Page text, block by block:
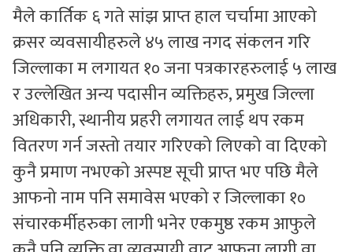
मैले कार्तिक ६ गते सांझ प्राप्त हाल चर्चामा आएको
क्रसर व्यवसायीहरुले ४५ लाख नगद संकलन गरि
जिल्लाका म लगायत १० जना पत्रकारहरुलाई ५ लाख
र उल्लेखित अन्य पदासीन व्यक्तिहरु, प्रमुख जिल्ला
अधिकारी, स्थानीय प्रहरी लगायत लाई थप रकम
वितरण गर्न जस्तो तयार गरिएको लिएको वा दिएको
कुनै प्रमाण नभएको अस्पष्ट सूची प्राप्त भए पछि मैले
आफनो नाम पनि समावेस भएको र जिल्लाका १०
संचारकर्मीहरुका लागी भनेर एकमुष्ठ रकम आफुले